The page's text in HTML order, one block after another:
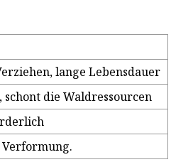
lange Lebensdauer
die Waldressourcen